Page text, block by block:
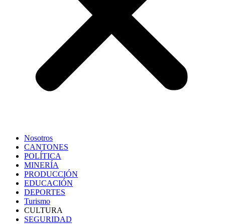
Nosotros
CANTONES
POLÍTICA
MINERÍA
PRODUCCIÓN
EDUCACIÓN
DEPORTES
Turismo
CULTURA
SEGURIDAD